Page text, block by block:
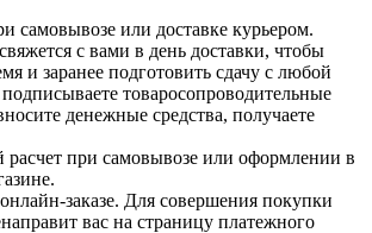
самовывозе или доставке курьером.
с вами в день доставки, чтобы
и заранее подготовить сдачу с любой
товаросопроводительные
денежные средства, получаете
расчет при самовывозе или оформлении в
заказе. Для совершения покупки
вас на страницу платежного